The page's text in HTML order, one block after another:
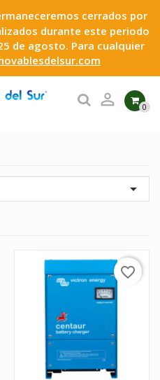
cerrados por
durante este periodo
de agosto. Para cualquier
 0

favorite_border